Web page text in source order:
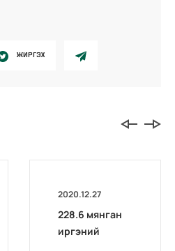
ЖИРГЭХ
2020.12.27
228.6 мянган
иргэний